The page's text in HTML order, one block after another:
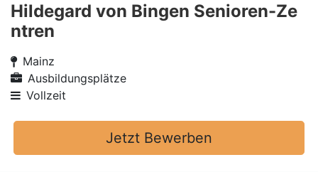
Hildegard von Bingen Senioren-Ze
ntren
Mainz
Ausbildungsplätze
Vollzeit
Jetzt Bewerben